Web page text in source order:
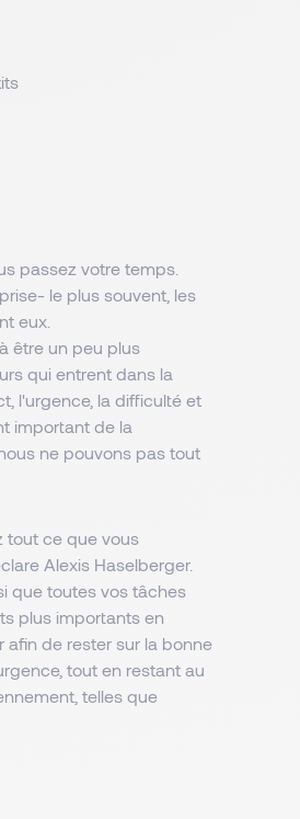
passez votre temps.
le plus souvent, les
eux.
être un peu plus
qui entrent dans la
l'urgence, la difficulté et
important de la
ne pouvons pas tout
tout ce que vous
Alexis Haselberger.
que toutes vos tâches
plus importants en
de rester sur la bonne
tout en restant au
telles que